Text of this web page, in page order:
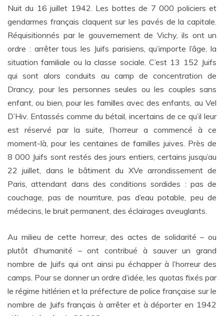
Nuit du 16 juillet 1942. Les bottes de 7 000 policiers et
gendarmes français claquent sur les pavés de la capitale.
Réquisitionnés par le gouvernement de Vichy, ils ont un
ordre : arrêter tous les Juifs parisiens, qu’importe l’âge, la
situation familiale ou la classe sociale. C’est 13 152 Juifs
qui sont alors conduits au camp de concentration de
Drancy, pour les personnes seules ou les couples sans
enfant, ou bien, pour les familles avec des enfants, au Vel
D’Hiv. Entassés comme du bétail, incertains de ce qu’il leur
est réservé par la suite, l’horreur a commencé à ce
moment-là, pour les centaines de familles juives. Près de
8 000 Juifs sont restés des jours entiers, certains jusqu’au
22 juillet, dans le bâtiment du XVe arrondissement de
Paris, attendant dans des conditions sordides : pas de
couchage, pas de nourriture, pas d’eau potable, peu de
médecins, le bruit permanent, des éclairages aveuglants.
Au milieu de cette horreur, des actes de solidarité – ou
plutôt d’humanité – ont contribué à sauver un grand
nombre de Juifs qui ont ainsi pu échapper à l’horreur des
camps. Pour se donner un ordre d’idée, les quotas fixés par
le régime hitlérien et la préfecture de police française sur le
nombre de Juifs français à arrêter et à déporter en 1942